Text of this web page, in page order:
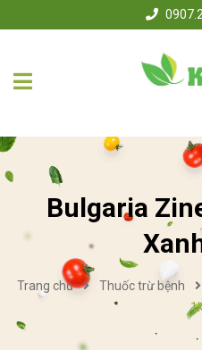
Bulgaria
Trang chủ Thuốc trừ bệnh